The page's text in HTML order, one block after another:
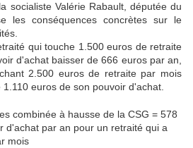
socialiste Valérie Rabault, députée du
les conséquences concrètes sur le
qui touche 1.500 euros de retraite
d'achat baisser de 666 euros par an,
2.500 euros de retraite par mois
euros de son pouvoir d'achat.
combinée à hausse de la CSG = 578
d'achat par an pour un retraité qui a
mois